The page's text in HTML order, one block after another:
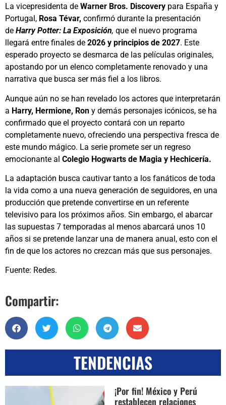
La vicepresidenta de Warner Bros. Discovery para España y
Portugal, Rosa Tévar, confirmó durante la presentación
de Harry Potter: La Exposición, que el nuevo programa
llegará entre finales de 2026 y principios de 2027. Este
esperado proyecto se desmarca de las películas originales,
apostando por un elenco completamente renovado y una
narrativa que busca ser más fiel a los libros.
Aunque aún no se han revelado los actores que interpretarán
a Harry, Hermione, Ron y demás personajes icónicos, se ha
confirmado que el proyecto contará con un reparto
completamente nuevo, ofreciendo una perspectiva fresca de
este mundo mágico. La serie promete ser un regreso
emocionante al Colegio Hogwarts de Magia y Hechicería.
La adaptación busca cautivar tanto a los fanáticos de toda
la vida como a una nueva generación de seguidores, en una
producción que pretende convertirse en un referente
televisivo para los próximos años. Sin embargo, el abarcar
las supuestas 7 temporadas al menos abarcará unos 10
años si se pretende lanzar una de manera anual, esto con el
fin de que los actores no crezcan más que sus personajes.
Fuente: Redes.
Compartir:
TENDENCIAS
¡Por fin! México y Perú
restablecen relaciones